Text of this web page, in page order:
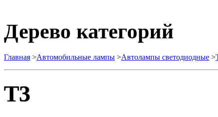
Дерево категорий
Главная >Автомобильные лампы >Автолампы светодиодные >
T3